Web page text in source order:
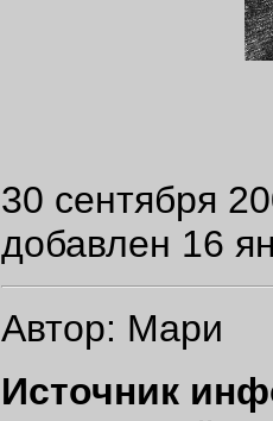
30 сентября
добавлен 16
Автор: Мари
Источник